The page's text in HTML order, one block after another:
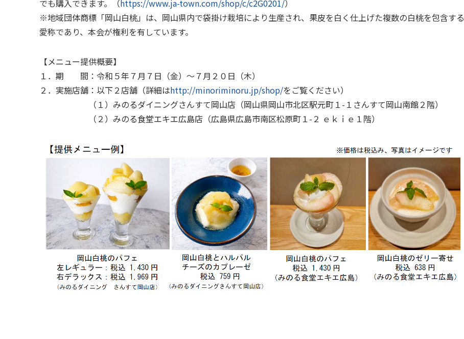
でも購入でき ます。（https://www.ja-town.com/shop/c/c2G0201/）
※地域団体商標「岡山白桃」は、岡山県内で袋掛け栽培により生産され、果皮を白く仕上げた複数の白桃を包含する
愛称であり、本会が権利を有しています。
【メニュー提供概要】
１．期 間：令和５年７月７日（金）～７月２０日（木）
２．実施店舗：以下２店舗（詳細はhttp://minoriminoru.jp/shop/をご覧ください）
（１）みのるダイニングさんすて岡山店（岡山県岡山市北区駅元町１- １さんすて岡山南館２階）
（２）みのる食堂エキエ広島店（広島県広島市南区松原町１- ２ ｅｋｉｅ１階）